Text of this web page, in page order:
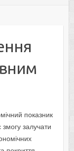
показник
залучати